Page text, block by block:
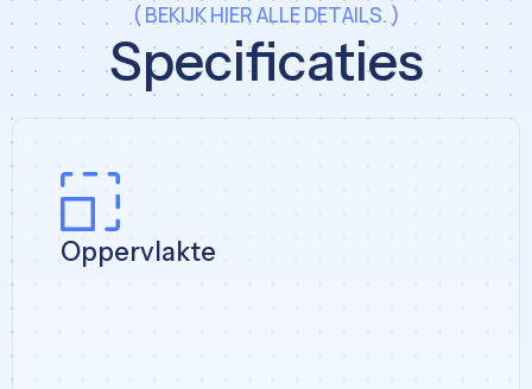
( BEKIJK HIER ALLE DETAILS. )
Specificaties
Oppervlakte